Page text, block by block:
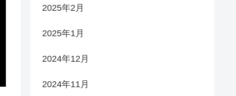
2025年2月
2025年1月
2024年12月
2024年11月